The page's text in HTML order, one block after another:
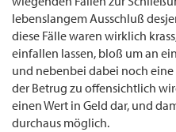
lebenslangem Ausschluß
diese Fälle waren wirklich
einfallen lassen, bloß um an
und nebenbei dabei noch
der Betrug zu offensichtlich
einen Wert in Geld dar, und
durchaus möglich.